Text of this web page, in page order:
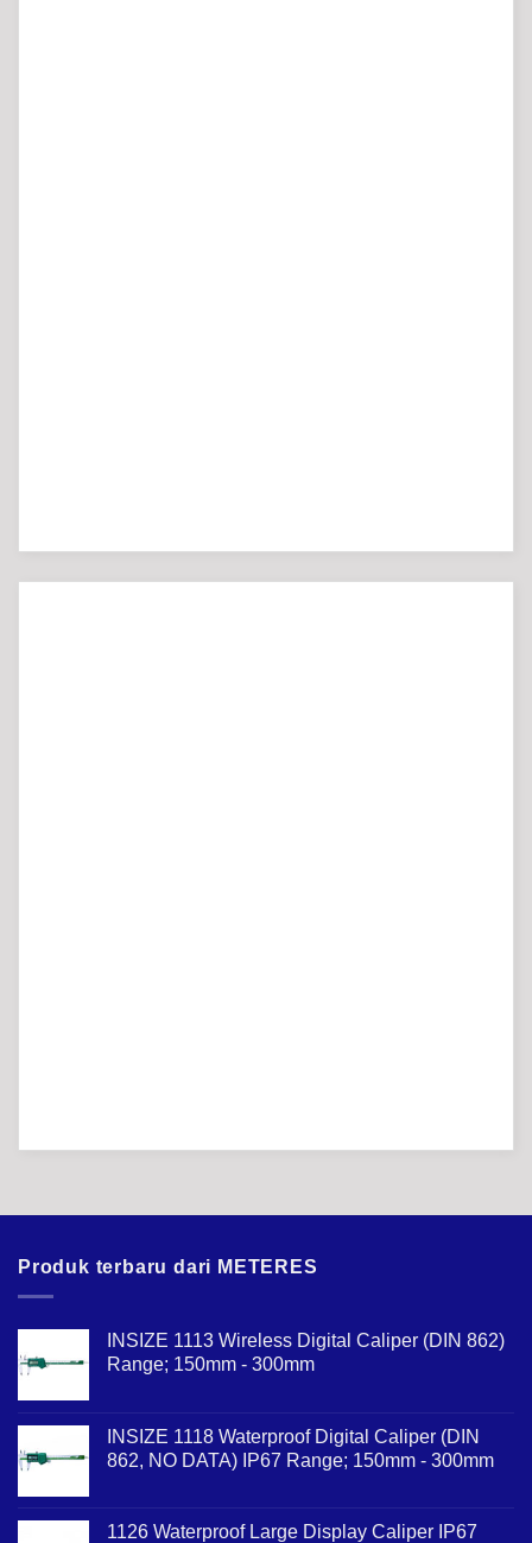
Produk terbaru dari METERES
INSIZE 1113 Wireless Digital Caliper (DIN 862)
Range; 150mm - 300mm
INSIZE 1118 Waterproof Digital Caliper (DIN
862, NO DATA) IP67 Range; 150mm - 300mm
1126 Waterproof Large Display Caliper IP67